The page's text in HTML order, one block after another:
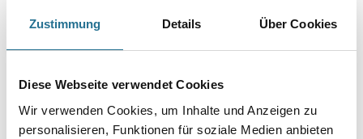
Zustimmung Details Über Cookies
Diese Webseite verwendet Cookies
Wir verwenden Cookies, um Inhalte und Anzeigen zu
personalisieren, Funktionen für soziale Medien anbieten